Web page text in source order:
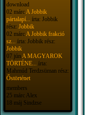
download
02 márc A Jobbik
pártalapí...
írta: Jobbik
rész: Jobbik
02 márc A Jobbik frakció
sz...
írta: Jobbik rész:
Jobbik
07 jún A MAGYAROK
TÖRTÉNE...
írta:
Mahmúd Terdzsüman rész:
Őstörténet
members
25 márc Alex
18 máj Sindzse